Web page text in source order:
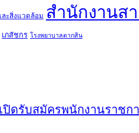
ะสิ่งแวดล้อม สำนักงานส
เภสัชกร โรงพยาบาลตากสิน
ปิดรับสมัครพนักงานราชก